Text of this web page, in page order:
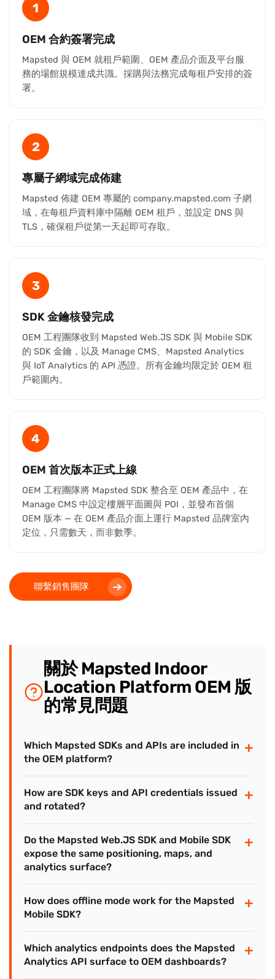
1
OEM 合約簽署完成
Mapsted 與 OEM 就租戶範圍、OEM 產品介面及平台服
務的場館規模達成共識。採購與法務完成每租戶安排的簽
署。
2
專屬子網域完成佈建
Mapsted 佈建 OEM 專屬的 company.mapsted.com 子網
域，在每租戶資料庫中隔離 OEM 租戶，並設定 DNS 與
TLS，確保租戶從第一天起即可存取。
3
SDK 金鑰核發完成
OEM 工程團隊收到 Mapsted Web.JS SDK 與 Mobile SDK
的 SDK 金鑰，以及 Manage CMS、Mapsted Analytics
與 IoT Analytics 的 API 憑證。所有金鑰均限定於 OEM 租
戶範圍內。
4
OEM 首次版本正式上線
OEM 工程團隊將 Mapsted SDK 整合至 OEM 產品中，在
Manage CMS 中設定樓層平面圖與 POI，並發布首個
OEM 版本 — 在 OEM 產品介面上運行 Mapsted 品牌室內
定位，只需數天，而非數季。
聯繫銷售團隊
關於 Mapsted Indoor
Location Platform OEM 版
的常見問題
Which Mapsted SDKs and APIs are included in
the OEM platform?
+
How are SDK keys and API credentials issued
and rotated?
+
Do the Mapsted Web.JS SDK and Mobile SDK
expose the same positioning, maps, and
analytics surface?
+
How does offline mode work for the Mapsted
Mobile SDK?
+
Which analytics endpoints does the Mapsted
Analytics API surface to OEM dashboards?
+